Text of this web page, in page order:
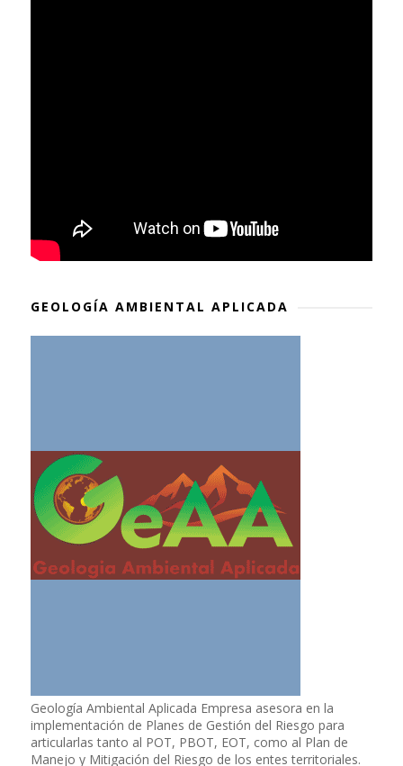
GEOLOGÍA AMBIENTAL APLICADA
Geología Ambiental Aplicada Empresa asesora en la
implementación de Planes de Gestión del Riesgo para
articularlas tanto al POT, PBOT, EOT, como al Plan de
Manejo y Mitigación del Riesgo de los entes territoriales.